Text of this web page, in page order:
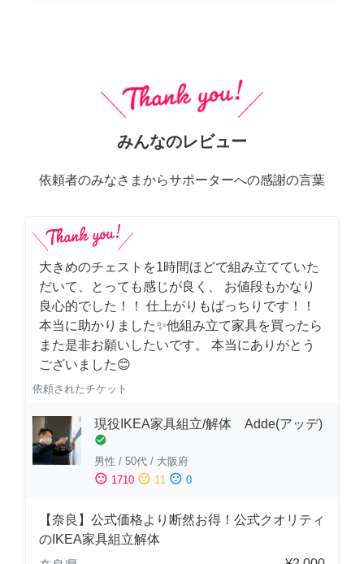
みんなのレビュー
依頼者のみなさまからサポーターへの感謝の言葉
大きめのチェストを1時間ほどで組み立てていた
だいて、とっても感じが良く、 お値段もかなり
良心的でした！！ 仕上がりもばっちりです！！
本当に助かりました✨他組み立て家具を買ったら
また是非お願いしたいです。 本当にありがとう
ございました😊
依頼されたチケット
現役IKEA家具組立/解体 Adde(アッデ)
check_circle
男性 / 50代 / 大阪府
sentiment_satisfied 1710 sentiment_neutral 11 sentiment_dissatisfied 0
【奈良】公式価格より断然お得！公式クオリティ
のIKEA家具組立解体